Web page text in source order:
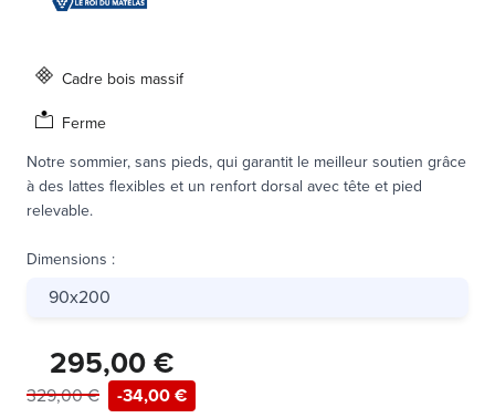
Cadre bois massif
Ferme
Notre sommier, sans pieds, qui garantit le meilleur soutien grâce
à des lattes flexibles et un renfort dorsal avec tête et pied
relevable.
Dimensions :
90x200
295,00 €
329,00 € -34,00 €